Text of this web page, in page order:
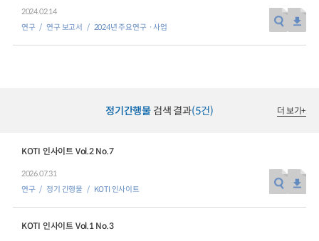
2024.02.14
연구
연구 보고서 2024년 주요연구ㆍ사업
정기간행물 검색 결과(5건) 더 보기+
KOTI 인사이트 Vol.2 No.7
2026.07.31
연구
정기 간행물 KOTI 인사이트
KOTI 인사이트 Vol.1 No.3